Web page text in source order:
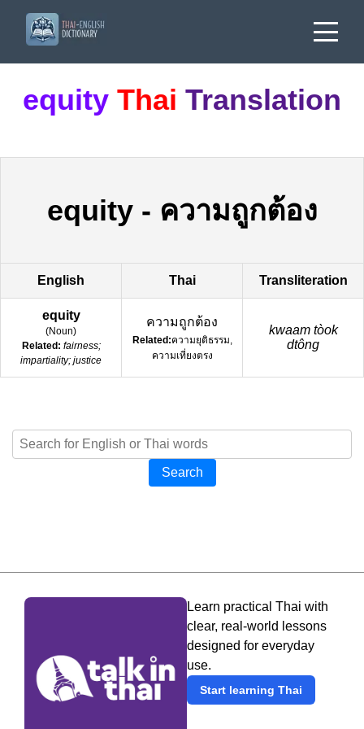
equity Thai Translation
equity- ความถูกต้อง
English Thai Transliteration
equity
(Noun)
Related: fairness;
impartiality; justice
ความถูกต้อง
Related:ความยุติธรรม,
ความเที่ยงตรง
kwaam tòok
dtông
Search
Learn practical Thai with
clear, real-world lessons
designed for everyday
use.
Start learning Thai